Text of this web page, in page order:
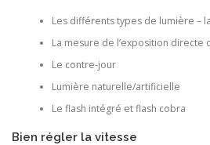
Les différents types de lumière –
La mesure de l’exposition directe
Le contre-jour
Lumière naturelle/artificielle
Le flash intégré et flash cobra
Bien régler la vitesse